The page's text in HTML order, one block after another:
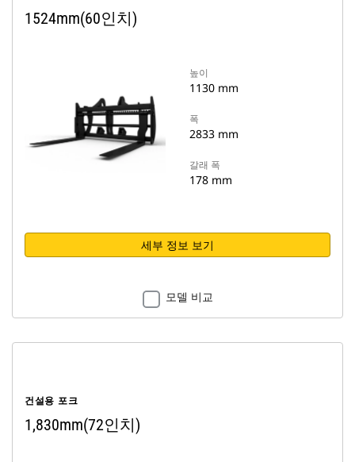
1524mm(60인치)
높이
1130 mm
폭
2833 mm
갈래 폭
178 mm
세부 정보 보기
모델 비교
건설용 포크
1,830mm(72인치)